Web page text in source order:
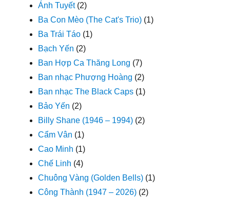
Ánh Tuyết(2)
Ba Con Mèo (The Cat's Trio) (1)
Ba Trái Táo (1)
Bạch Yến (2)
Ban Hợp Ca Thăng Long (7)
Ban nhạc Phượng Hoàng (2)
Ban nhạc The Black Caps (1)
Bảo Yến (2)
Billy Shane (1946 – 1994) (2)
Cẩm Vân (1)
Cao Minh (1)
Chế Linh (4)
Chuông Vàng (Golden Bells) (1)
Công Thành (1947 – 2026) (2)